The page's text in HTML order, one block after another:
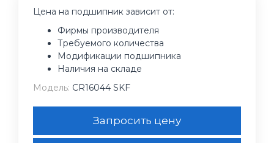
Цена на подшипник зависит от:
Фирмы производителя
Требуемого количества
Модификации подшипника
Наличия на складе
Модель: CR16044 SKF
Запросить цену